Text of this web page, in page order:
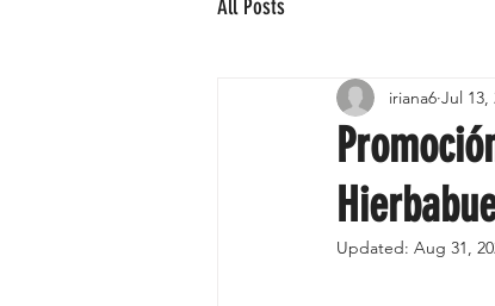
All Posts
iriana6 Jul 13,
Updated: Aug 31,